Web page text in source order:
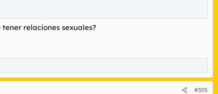
relaciones sexuales?
#305